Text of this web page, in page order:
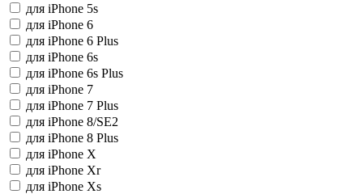
для iPhone 5s
для iPhone 6
для iPhone 6 Plus
для iPhone 6s
для iPhone 6s Plus
для iPhone 7
для iPhone 7 Plus
для iPhone 8/SE2
для iPhone 8 Plus
для iPhone X
для iPhone Xr
для iPhone Xs